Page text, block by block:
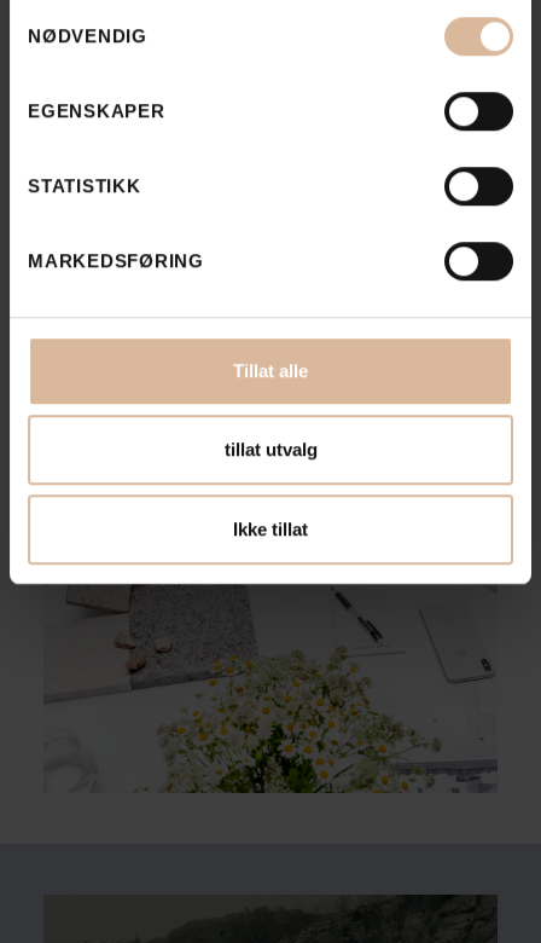
NØDVENDIG
EGENSKAPER
STATISTIKK
MARKEDSFØRING
Tillat alle
tillat utvalg
Ikke tillat
ressursutnyttelse og redusert forbruk. Du